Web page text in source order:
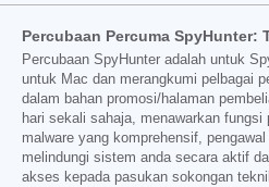
Percubaan Percuma SpyHunter:
Percubaan SpyHunter adalah untuk
untuk Mac dan merangkumi pelbagai
dalam bahan promosi/halaman
hari sekali sahaja, menawarkan fungsi
malware yang komprehensif,
melindungi sistem anda secara aktif
akses kepada pasukan sokongan